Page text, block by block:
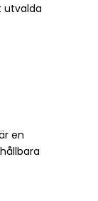
utvalda
en